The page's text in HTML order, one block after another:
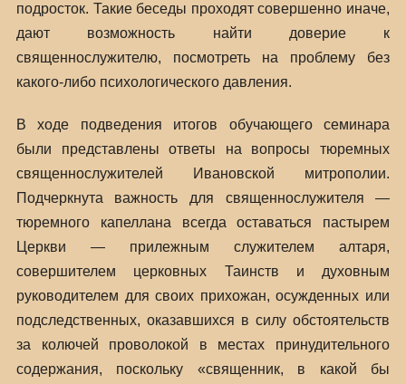
подросток. Такие беседы проходят совершенно иначе,
дают возможность найти доверие к
священнослужителю, посмотреть на проблему без
какого-либо психологического давления.
В ходе подведения итогов обучающего семинара
были представлены ответы на вопросы тюремных
священнослужителей Ивановской митрополии.
Подчеркнута важность для священнослужителя —
тюремного капеллана всегда оставаться пастырем
Церкви — прилежным служителем алтаря,
совершителем церковных Таинств и духовным
руководителем для своих прихожан, осужденных или
подследственных, оказавшихся в силу обстоятельств
за колючей проволокой в местах принудительного
содержания, поскольку «священник, в какой бы